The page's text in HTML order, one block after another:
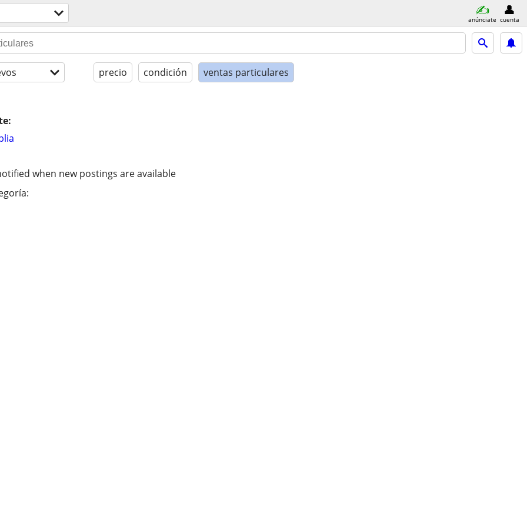
anúnciate cuenta
precio condición ventas particulares
when new postings are available